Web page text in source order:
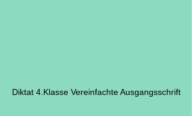
Diktat 4.Klasse Vereinfachte Ausgangsschrift